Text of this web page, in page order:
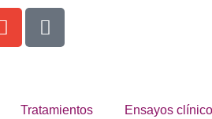
Tratamientos Ensayos